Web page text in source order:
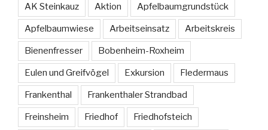
AK Steinkauz Aktion Apfelbaumgrundstück
Apfelbaumwiese Arbeitseinsatz Arbeitskreis
Bienenfresser Bobenheim-Roxheim
Eulen und Greifvögel Exkursion Fledermaus
Frankenthal Frankenthaler Strandbad
Freinsheim Friedhof Friedhofsteich